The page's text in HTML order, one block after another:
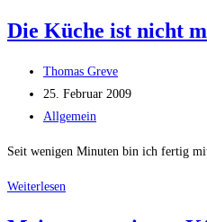
allein
Kuchen…
Die Küche ist nicht
Beitrags-
Autor:
Thomas Greve
Beitrag
veröffentlicht:
25. Februar 2009
Beitrags-
Allgemein
Seit wenigen Minuten bin ich fertig
Weiterlesen